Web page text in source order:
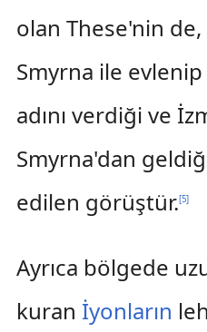
olan These'nin de,
Smyrna ile
adını verdiği ve
Smyrna'dan
edilen görüştür.[5]
Ayrıca bölgede
kuran İyonların